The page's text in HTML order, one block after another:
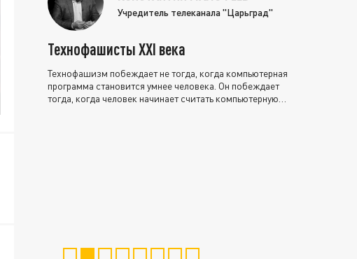
Учредитель телеканала "Царьград"
Технофашисты XXI века
Технофашизм побеждает не тогда, когда компьютерная
программа становится умнее человека. Он побеждает
тогда, когда человек начинает считать компьютерную